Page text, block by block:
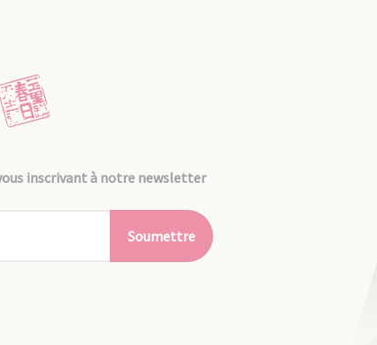
inscrivant à notre newsletter
Soumettre